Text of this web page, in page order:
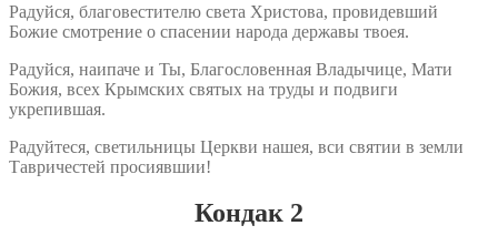
Радуйся, благовестителю света Христова, провидевший
Божие смотрение о спасении народа державы твоея.
Радуйся, наипаче и Ты, Благословенная Владычице, Мати
Божия, всех Крымских святых на труды и подвиги
укрепившая.
Радуйтеся, светильницы Церкви нашея, вси святии в земли
Тавричестей просиявшии!
Кондак 2